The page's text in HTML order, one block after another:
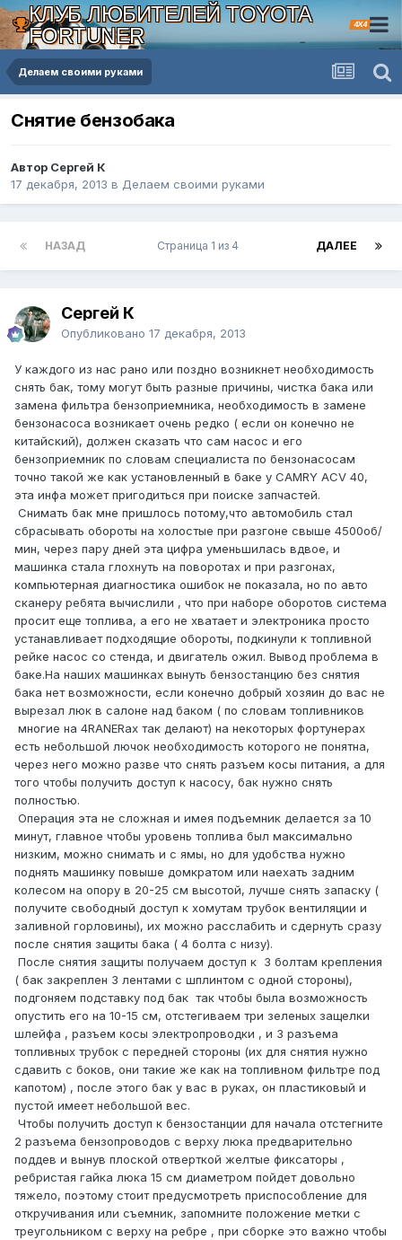
КЛУБ ЛЮБИТЕЛЕЙ TOYOTA
FORTUNER
4X4
Делаем своими руками
Снятие бензобака
Автор Сергей К
17 декабря, 2013 в Делаем своими руками
НАЗАД ДАЛЕЕ
Страница 1 из 4
Сергей К
Опубликовано 17 декабря, 2013
У каждого из нас рано или поздно возникнет необходимость
снять бак, тому могут быть разные причины, чистка бака или
замена фильтра бензоприемника, необходимость в замене
бензонасоса возникает очень редко ( если он конечно не
китайский), должен сказать что сам насос и его
бензоприемник по словам специалиста по бензонасосам
точно такой же как установленный в баке у CAMRY ACV 40,
эта инфа может пригодиться при поиске запчастей.
Снимать бак мне пришлось потому,что автомобиль стал
сбрасывать обороты на холостые при разгоне свыше 4500об/
мин, через пару дней эта цифра уменьшилась вдвое, и
машинка стала глохнуть на поворотах и при разгонах,
компьютерная диагностика ошибок не показала, но по авто
сканеру ребята вычислили , что при наборе оборотов система
просит еще топлива, а его не хватает и электроника просто
устанавливает подходящие обороты, подкинули к топливной
рейке насос со стенда, и двигатель ожил. Вывод проблема в
баке.На наших машинках вынуть бензостанцию без снятия
бака нет возможности, если конечно добрый хозяин до вас не
вырезал люк в салоне над баком ( по словам топливников
многие на 4RANERах так делают) на некоторых фортунерах
есть небольшой лючок необходимость которого не понятна,
через него можно разве что снять разъем косы питания, а для
того чтобы получить доступ к насосу, бак нужно снять
полностью.
Операция эта не сложная и имея подъемник делается за 10
минут, главное чтобы уровень топлива был максимально
низким, можно снимать и с ямы, но для удобства нужно
поднять машинку повыше домкратом или наехать задним
колесом на опору в 20-25 см высотой, лучше снять запаску (
получите свободный доступ к хомутам трубок вентиляции и
заливной горловины), их можно расслабить и сдернуть сразу
после снятия защиты бака ( 4 болта с низу).
После снятия защиты получаем доступ к 3 болтам крепления
( бак закреплен 3 лентами с шплинтом с одной стороны),
подгоняем подставку под бак так чтобы была возможность
опустить его на 10-15 см, отстегиваем три зеленых защелки
шлейфа , разъем косы электропроводки , и 3 разъема
топливных трубок с передней стороны (их для снятия нужно
сдавить с боков, они такие же как на топливном фильтре под
капотом) , после этого бак у вас в руках, он пластиковый и
пустой имеет небольшой вес.
Чтобы получить доступ к бензостанции для начала отстегните
2 разъема бензопроводов с верху люка предварительно
поддев и вынув плоской отверткой желтые фиксаторы ,
ребристая гайка люка 15 см диаметром пойдет довольно
тяжело, поэтому стоит предусмотреть приспособление для
откручивания или съемник, запомните положение метки с
треугольником с верху на ребре , при сборке это важно чтобы